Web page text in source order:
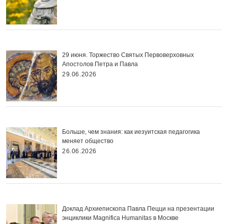
29 июня. Торжество Святых Первоверховных
Апостолов Петра и Павла
29.06.2026
Больше, чем знания: как иезуитская педагогика
меняет общество
26.06.2026
Доклад Архиепископа Павла Пецци на презентации
энциклики Magnifica Нumanitas в Москве